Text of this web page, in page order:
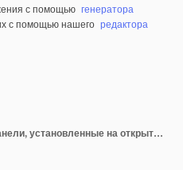
с помощью генератора
с помощью нашего редактора
Небольшие солнечные панели, установленные на открытом воздухе над голубым небом в солнечный день